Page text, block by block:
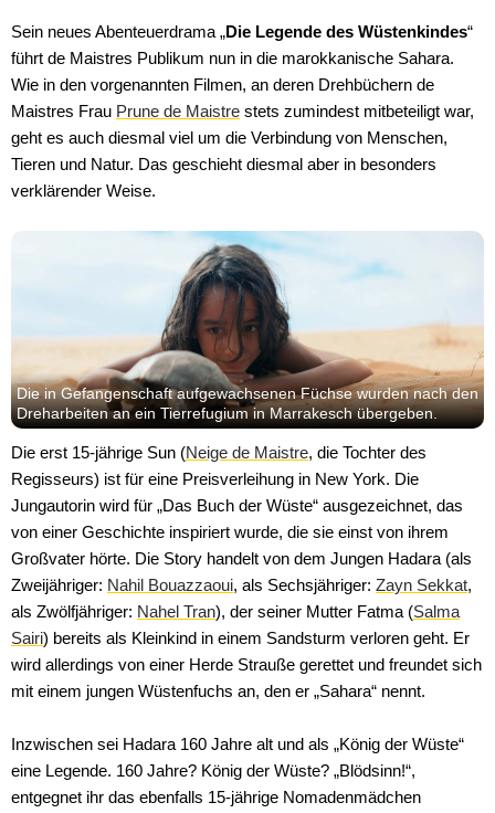
Sein neues Abenteuerdrama „Die Legende des Wüstenkindes“
führt de Maistres Publikum nun in die marokkanische Sahara.
Wie in den vorgenannten Filmen, an deren Drehbüchern de
Maistres Frau Prune de Maistre stets zumindest mitbeteiligt war,
geht es auch diesmal viel um die Verbindung von Menschen,
Tieren und Natur. Das geschieht diesmal aber in besonders
verklärender Weise.
StudioCanal
Die in Gefangenschaft aufgewachsenen Füchse wurden nach den
Dreharbeiten an ein Tierrefugium in Marrakesch übergeben.
Die erst 15-jährige Sun (Neige de Maistre, die Tochter des
Regisseurs) ist für eine Preisverleihung in New York. Die
Jungautorin wird für „Das Buch der Wüste“ ausgezeichnet, das
von einer Geschichte inspiriert wurde, die sie einst von ihrem
Großvater hörte. Die Story handelt von dem Jungen Hadara (als
Zweijähriger: Nahil Bouazzaoui, als Sechsjähriger: Zayn Sekkat,
als Zwölfjähriger: Nahel Tran), der seiner Mutter Fatma (Salma
Sairi) bereits als Kleinkind in einem Sandsturm verloren geht. Er
wird allerdings von einer Herde Strauße gerettet und freundet sich
mit einem jungen Wüstenfuchs an, den er „Sahara“ nennt.
Inzwischen sei Hadara 160 Jahre alt und als „König der Wüste“
eine Legende. 160 Jahre? König der Wüste? „Blödsinn!“,
entgegnet ihr das ebenfalls 15-jährige Nomadenmädchen